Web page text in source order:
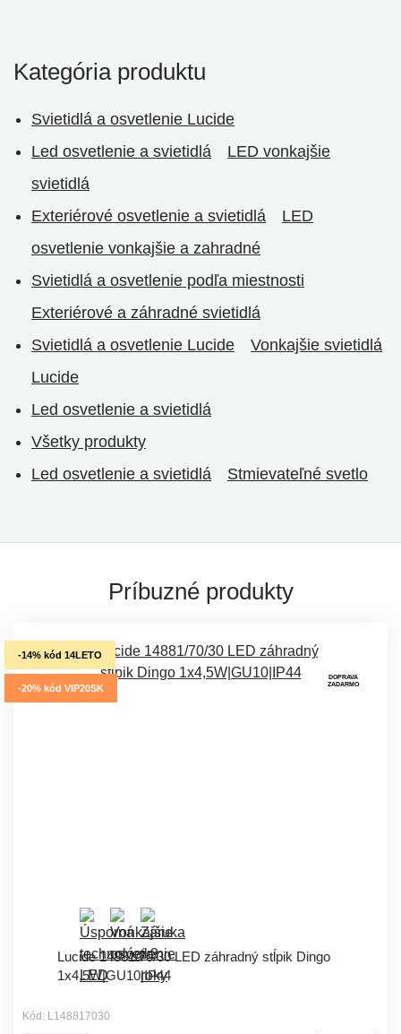
Kategória produktu
Svietidlá a osvetlenie Lucide
Led osvetlenie a svietidlá
LED vonkajšie
svietidlá
Exteriérové osvetlenie a svietidlá
LED
osvetlenie vonkajšie a zahradné
Svietidlá a osvetlenie podľa miestnosti
Exteriérové a záhradné svietidlá
Svietidlá a osvetlenie Lucide
Vonkajšie svietidlá
Lucide
Led osvetlenie a svietidlá
Všetky produkty
Led osvetlenie a svietidlá
Stmievateľné svetlo
Príbuzné produkty
-14% kód 14LETO
-20% kód VIP20SK
DOPRAVA
ZADARMO
Lucide 14881/70/30 LED záhradný stĺpik Dingo
1x4,5W|GU10|IP44
Kód: L148817030